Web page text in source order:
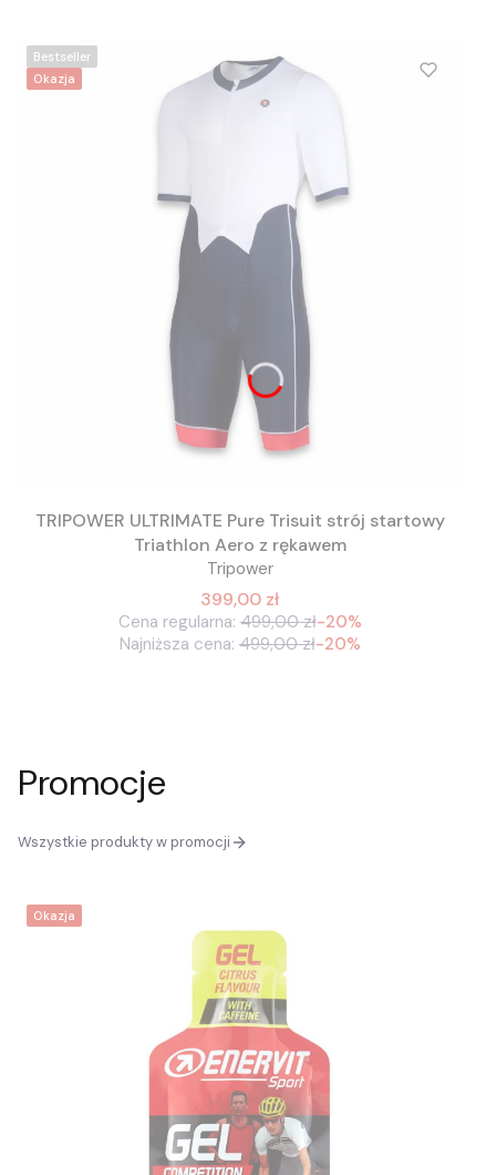
Okazja
Bestseller
TRIPOWER ULTRIMATE Pure Trisuit strój startowy
Triathlon Aero z rękawem
Tripower
399,00 zł
Cena regularna: 499,00 zł-20%
Najniższa cena: 499,00 zł-20%
Promocje
Wszystkie produkty w promocji
Okazja